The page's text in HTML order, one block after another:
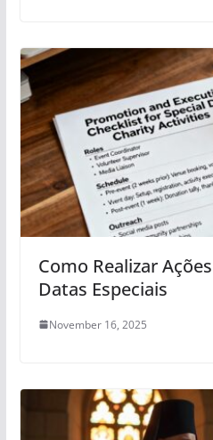
Como Realizar
Datas Especiais
November 16, 2025